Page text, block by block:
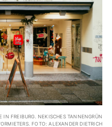
IN FREIBURG. NEKISCHES TANNENGRÜN
FOTO: ALEXANDER DIETRICH